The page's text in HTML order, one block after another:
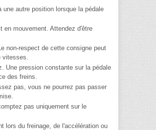
autre position lorsque la pédale
en mouvement. Attendez d'être
non-respect de cette consigne peut
vitesses.
Une pression constante sur la pédale
des freins.
pas, vous ne pourrez pas passer
pas uniquement sur le
lors du freinage, de l'accélération ou